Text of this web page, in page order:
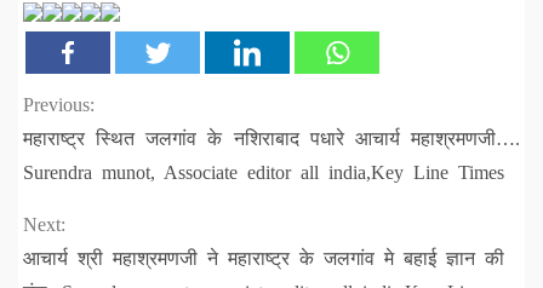
Continue
Reading
Previous:
महाराष्ट्र स्थित जलगांव के नशिराबाद पधारे आचार्य महाश्रमणजी….
Surendra munot, Associate editor all india,Key Line Times
Next:
आचार्य श्री महाश्रमणजी ने महाराष्ट्र के जलगांव मे बहाई ज्ञान की